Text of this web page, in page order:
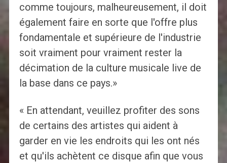
comme toujours, malheureusement, il doit
également faire en sorte que l'offre plus
fondamentale et supérieure de l'industrie
soit vraiment pour vraiment rester la
décimation de la culture musicale live de
la base dans ce pays.»
« En attendant, veuillez profiter des sons
de certains des artistes qui aident à
garder en vie les endroits qui les ont nés
et qu'ils achètent ce disque afin que vous